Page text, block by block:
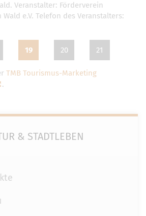
Veranstalter: Förderverein
e.V. Telefon des Veranstalters:
19 20 21
TMB Tourismus-Marketing
.
& STADTLEBEN